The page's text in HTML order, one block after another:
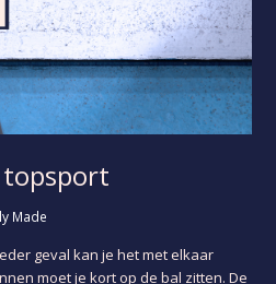
Made
geval kan je het met elkaar
moet je kort op de bal zitten. De